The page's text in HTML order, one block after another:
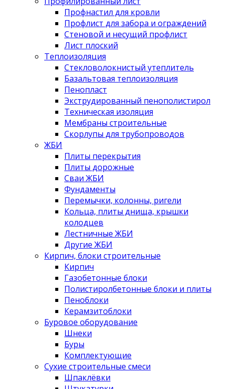
Профнастил для кровли
Профлист для забора и ограждений
Стеновой и несущий профлист
Лист плоский
Теплоизоляция
Стекловолокнистый утеплитель
Базальтовая теплоизоляция
Пенопласт
Экструдированный пенополистирол
Техническая изоляция
Мембраны строительные
Скорлупы для трубопроводов
ЖБИ
Плиты перекрытия
Плиты дорожные
Сваи ЖБИ
Фундаменты
Перемычки, колонны, ригели
Кольца, плиты днища, крышки
колодцев
Лестничные ЖБИ
Другие ЖБИ
Кирпич, блоки строительные
Кирпич
Газобетонные блоки
Полистиролбетонные блоки и плиты
Пеноблоки
Керамзитоблоки
Буровое оборудование
Шнеки
Буры
Комплектующие
Сухие строительные смеси
Шпаклёвки